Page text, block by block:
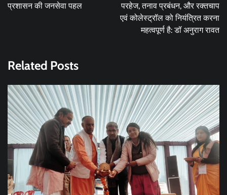
प्रशासन की जनसेवा पहल
परहेज, तनाव प्रबंधन, और रक्तचाप
एवं कोलेस्ट्रॉल को नियंत्रित करना
महत्वपूर्ण है: डॉ अनुराग रावत
Related Posts